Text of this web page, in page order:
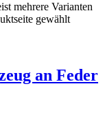
mehrere Varianten
gewählt
an Feder